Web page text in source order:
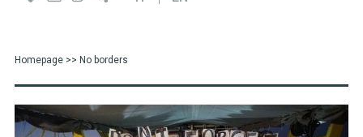
Homepage>> No borders